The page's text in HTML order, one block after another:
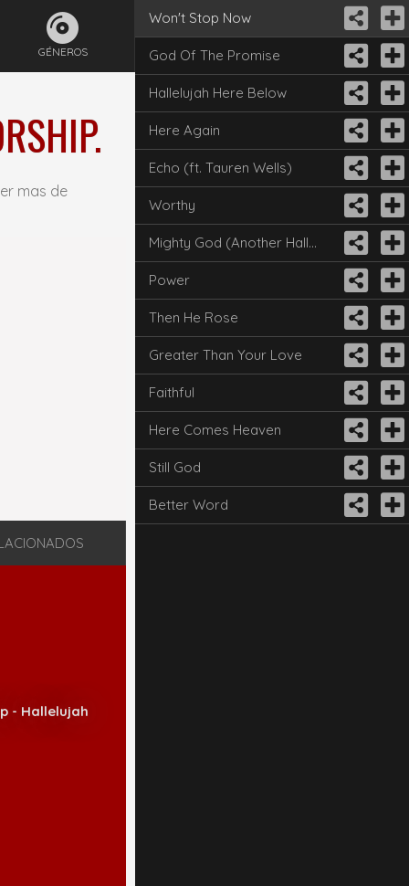
GÉNEROS
mas de
- Hallelujah
Won't Stop Now
God Of The Promise
Hallelujah Here Below
Here Again
Echo (ft. Tauren Wells)
Worthy
Mighty God (Another Hallelujah)
Power
Then He Rose
Greater Than Your Love
Faithful
Here Comes Heaven
Still God
Better Word